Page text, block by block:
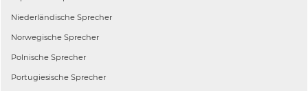
Niederländische Sprecher
Norwegische Sprecher
Polnische Sprecher
Portugiesische Sprecher